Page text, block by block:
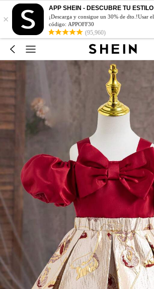
×
APP SHEIN - DESCUBRE TU ESTILO
¡Descarga y consigue un 30% de dto.!Usar el
código: APPOFF30
(95,960)